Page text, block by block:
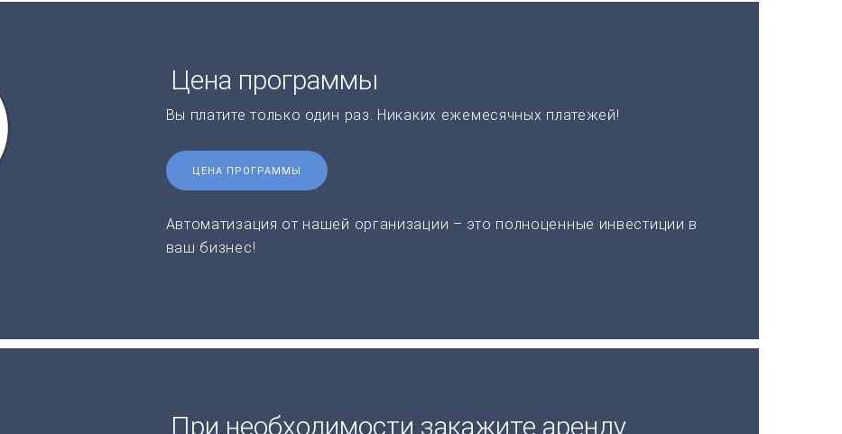
Цена программы
Вы платите только один раз. Никаких ежемесячных платежей!
ЦЕНА ПРОГРАММЫ
Автоматизация от нашей организации – это полноценные инвестиции в
ваш бизнес!
При необходимости закажите аренду